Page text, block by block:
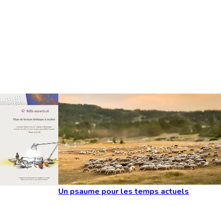
Un psaume pour les temps actuels